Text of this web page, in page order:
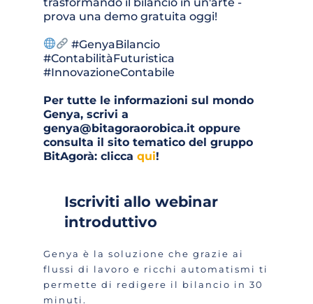
prova una demo gratuita oggi!
#GenyaBilancio
#ContabilitàFuturistica
#InnovazioneContabile
Per tutte le informazioni sul mondo
Genya, scrivi a
genya@bitagoraorobica.it oppure
consulta il sito tematico del gruppo
BitAgorà: clicca qui!
Iscriviti allo webinar
introduttivo
Genya è la soluzione che grazie ai
flussi di lavoro e ricchi automatismi ti
permette di redigere il bilancio in 30
minuti.